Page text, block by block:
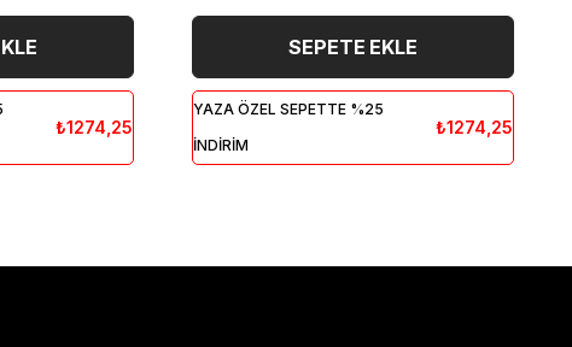
₺1274,25
SEPETE EKLE
YAZA ÖZEL SEPETTE %25
İNDİRİM
₺1274,25